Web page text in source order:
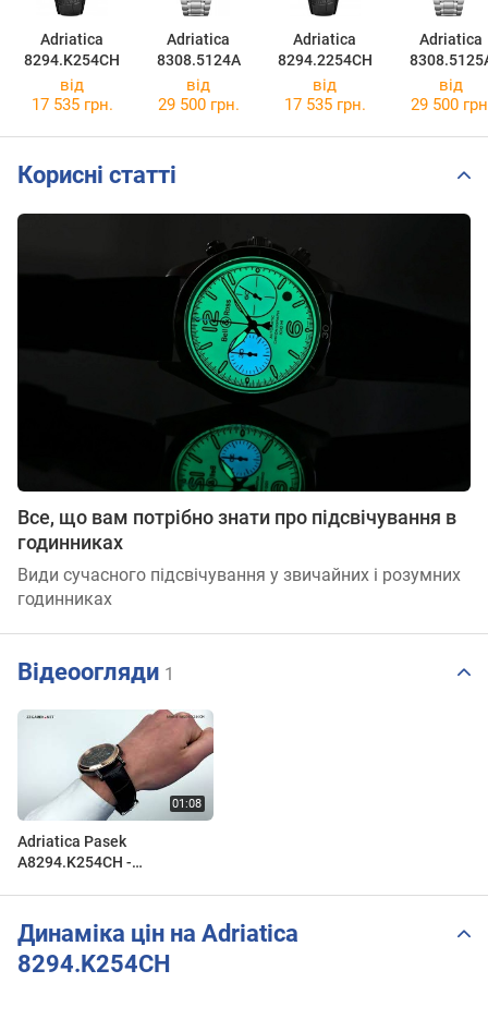
Adriatica
8294.K254CH
Adriatica
8308.5124A
Adriatica
8294.2254CH
Adriatica
від
17 535 грн.
від
29 500 грн.
від
17 535 грн.
від
29 500
Корисні статті
Все, що вам потрібно знати про підсвічування в
годинниках
Види сучасного підсвічування у звичайних і розумних
годинниках
Відеоогляди 1
Adriatica Pasek
A8294.K254CH -
Динаміка цін на Adriatica
8294.K254CH